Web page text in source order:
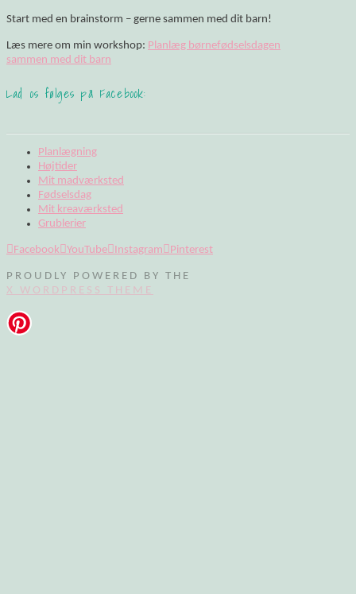
Start med en brainstorm – gerne sammen med dit barn!
Læs mere om min workshop: Planlæg børnefødselsdagen
sammen med dit barn
Lad os følges på Facebook:
Planlægning
Højtider
Mit madværksted
Fødselsdag
Mit kreaværksted
Grublerier
Facebook YouTube Instagram Pinterest
PROUDLY POWERED BY THE
X WORDPRESS THEME